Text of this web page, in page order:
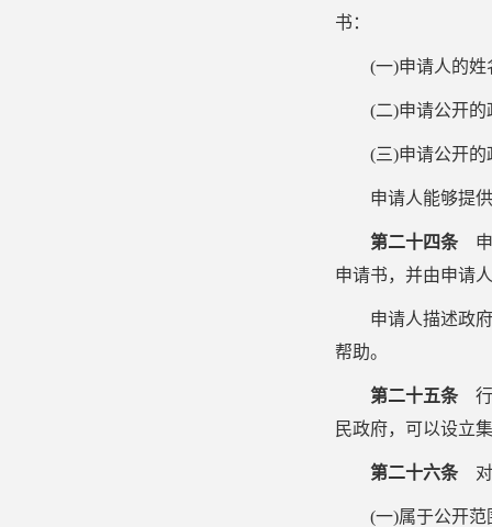
书：
(一)申请人的
(二)申请公开
(三)申请公开
申请人能够提
第二十四条 申
申请书，并由申请
申请人描述政
帮助。
第二十五条 行
民政府，可以设立
第二十六条 对
(一)属于公开